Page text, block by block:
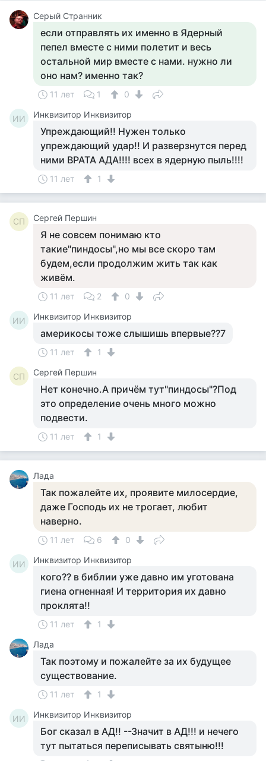
Серый Странник
если отправлять их именно в Ядерный
пепел вместе с ними полетит и весь
остальной мир вместе с нами. нужно ли
оно нам? именно так?
11 лет 1 0
ИИ Инквизитор Инквизитор
Упреждающий!! Нужен только
упреждающий удар!! И разверзнутся перед
ними ВРАТА АДА!!!! всех в ядерную пыль!!!!
11 лет 1
СП Сергей Першин
Я не совсем понимаю кто
такие"пиндосы",но мы все скоро там
будем,если продолжим жить так как
живём.
11 лет 2 0
ИИ Инквизитор Инквизитор
америкосы тоже слышишь впервые??7
11 лет 1
СП Сергей Першин
Нет конечно.А причём тут"пиндосы"?Под
это определение очень много можно
подвести.
11 лет 1
Лада
Так пожалейте их, проявите милосердие,
даже Господь их не трогает, любит
наверно.
11 лет 6 0
ИИ Инквизитор Инквизитор
кого?? в библии уже давно им уготована
гиена огненная! И территория их давно
проклята!!
11 лет
1
Лада
Так поэтому и пожалейте за их будущее
существование.
11 лет 1
ИИ Инквизитор Инквизитор
Бог сказал в АД!! --Значит в АД!!! и нечего
тут пытаться переписывать святыню!!!